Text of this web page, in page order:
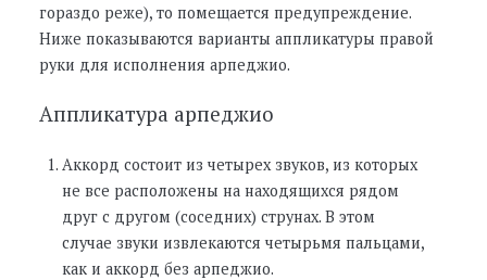
гораздо реже), то помещается предупреждение.
Ниже показываются варианты аппликатуры правой
руки для исполнения арпеджио.
Аппликатура арпеджио
Аккорд состоит из четырех звуков, из которых
не все расположены на находящихся рядом
друг с другом (соседних) струнах. В этом
случае звуки извлекаются четырьмя пальцами,
как и аккорд без арпеджио.